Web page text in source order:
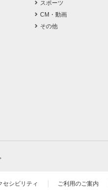
スポーツ
CM・動画
その他
セシビリティ ご利用のご案内